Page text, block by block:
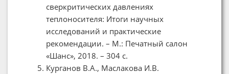
сверкритических давлениях
теплоносителя: Итоги научных
исследований и практические
рекомендации. – М.: Печатный салон
«Шанс», 2018. – 304 с.
Курганов В.А., Маслакова И.В.